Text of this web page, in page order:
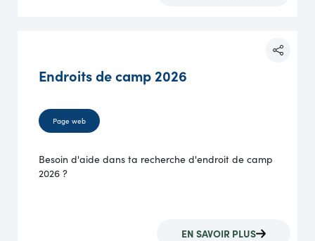
Endroits de camp 2026
Page web
Besoin d'aide dans ta recherche d'endroit de camp
2026 ?
EN SAVOIR PLUS